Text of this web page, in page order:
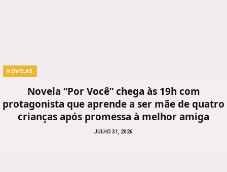
NOVELAS
Novela “Por Você” chega às 19h com
protagonista que aprende a ser mãe de quatro
crianças após promessa à melhor amiga
JULHO 31, 2026